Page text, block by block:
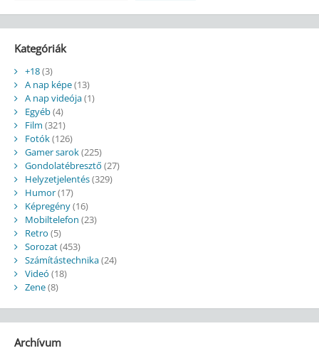
Kategóriák
+18(3)
A nap képe(13)
A nap videója(1)
Egyéb(4)
Film (321)
Fotók(126)
Gamer sarok(225)
Gondolatébresztő (27)
Helyzetjelentés(329)
Humor(17)
Képregény(16)
Mobiltelefon (23)
Retro (5)
Sorozat(453)
Számítástechnika(24)
Videó (18)
Zene(8)
Archívum